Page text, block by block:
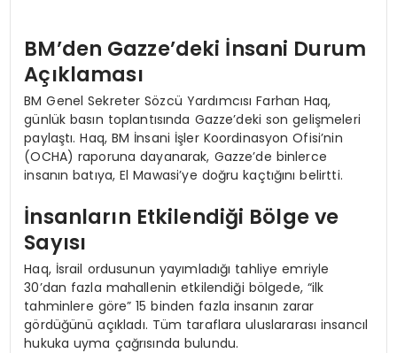
BM’den Gazze’deki İnsani Durum
Açıklaması
BM Genel Sekreter Sözcü Yardımcısı Farhan Haq,
günlük basın toplantısında Gazze’deki son gelişmeleri
paylaştı. Haq, BM İnsani İşler Koordinasyon Ofisi’nin
(OCHA) raporuna dayanarak, Gazze’de binlerce
insanın batıya, El Mawasi’ye doğru kaçtığını belirtti.
İnsanların Etkilendiği Bölge ve
Sayısı
Haq, İsrail ordusunun yayımladığı tahliye emriyle
30’dan fazla mahallenin etkilendiği bölgede, “ilk
tahminlere göre” 15 binden fazla insanın zarar
gördüğünü açıkladı. Tüm taraflara uluslararası insancıl
hukuka uyma çağrısında bulundu.